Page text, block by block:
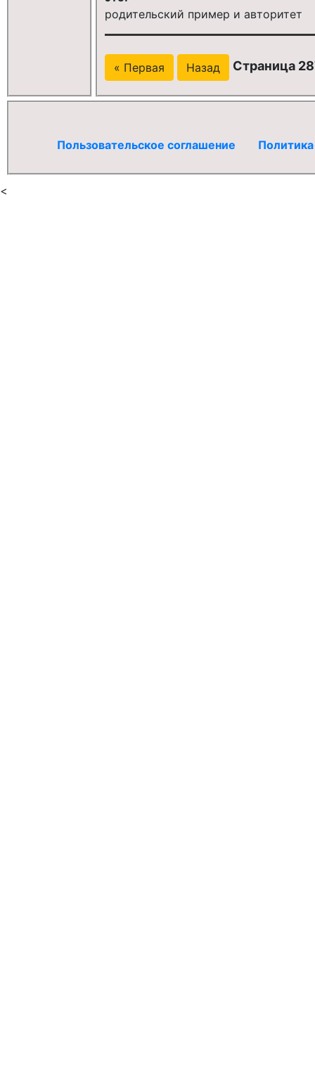
родительский пример и авторитет
« Первая Назад Страница
Пользовательское соглашение
<